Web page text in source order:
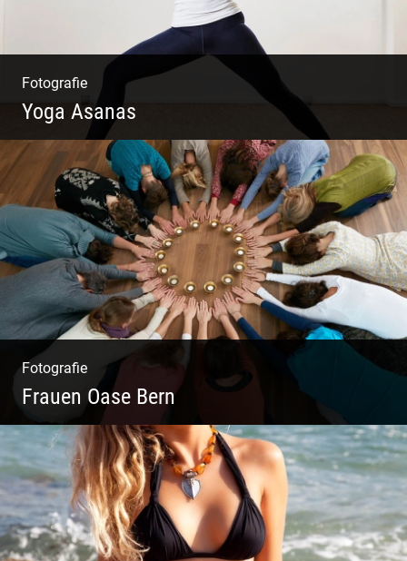
Fotografie
Yoga Asanas
Virabhadrasana II oder Krieger II – Anleitung
für den Blog
Fotografie
Frauen Oase Bern
Yoga Fotografie | Magische Momente | Bunte
Farben | Wilde Formen